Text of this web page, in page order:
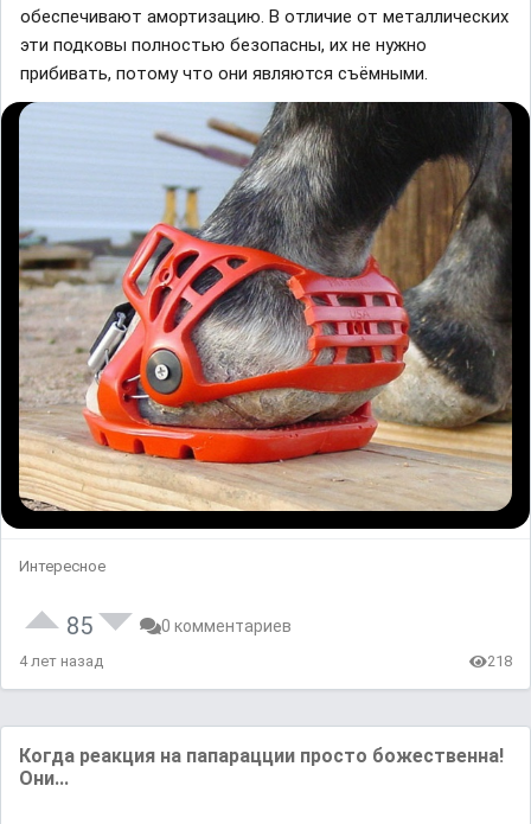
обеспечивают амортизацию. В отличие от металлических
эти подковы полностью безопасны, их не нужно
прибивать, потому что они являются съёмными.
Интересное
85 0 комментариев
4 лет назад 218
Когда реакция на папарацции просто божественна!
Они...